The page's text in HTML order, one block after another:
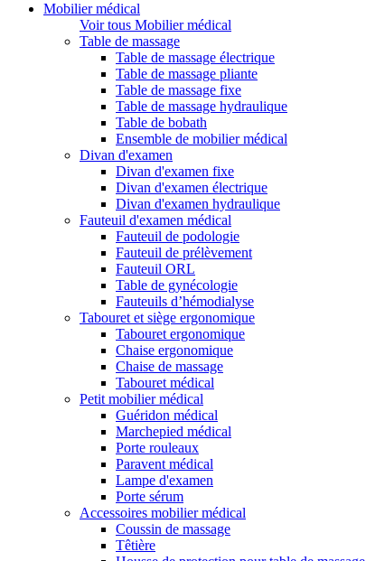
Mobilier médical
Voir tous Mobilier médical
Table de massage
Table de massage électrique
Table de massage pliante
Table de massage fixe
Table de massage hydraulique
Table de bobath
Ensemble de mobilier médical
Divan d'examen
Divan d'examen fixe
Divan d'examen électrique
Divan d'examen hydraulique
Fauteuil d'examen médical
Fauteuil de podologie
Fauteuil de prélèvement
Fauteuil ORL
Table de gynécologie
Fauteuils d’hémodialyse
Tabouret et siège ergonomique
Tabouret ergonomique
Chaise ergonomique
Chaise de massage
Tabouret médical
Petit mobilier médical
Guéridon médical
Marchepied médical
Porte rouleaux
Paravent médical
Lampe d'examen
Porte sérum
Accessoires mobilier médical
Coussin de massage
Têtière